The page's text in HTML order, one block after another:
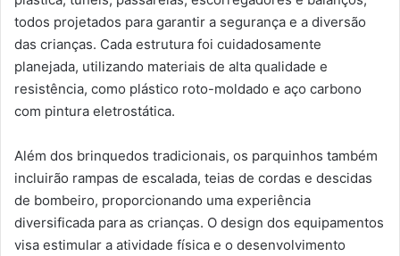
todos projetados para garantir a segurança e a diversão
das crianças. Cada estrutura foi cuidadosamente
planejada, utilizando materiais de alta qualidade e
resistência, como plástico roto-moldado e aço carbono
com pintura eletrostática.
Além dos brinquedos tradicionais, os parquinhos também
incluirão rampas de escalada, teias de cordas e descidas
de bombeiro, proporcionando uma experiência
diversificada para as crianças. O design dos equipamentos
visa estimular a atividade física e o desenvolvimento